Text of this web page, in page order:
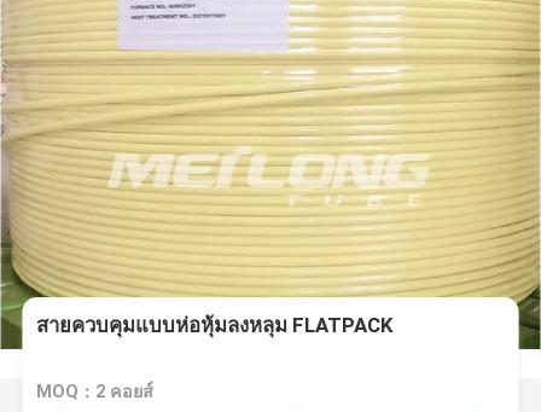
สายควบคุมแบบห่อหุ้มลงหลุม FLATPACK
MOQ：2 คอยส์